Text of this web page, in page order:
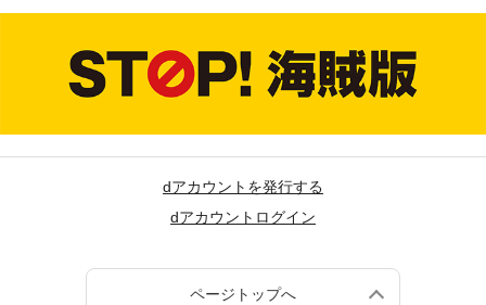
dアカウントを発行する
dアカウントログイン
ページトップへ